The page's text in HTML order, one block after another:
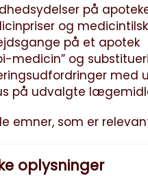
på
og
på et apotek
medicin” og
med
på udvalgte
emner, som er
oplysninger